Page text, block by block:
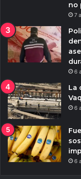
no
7
6
La
6
6